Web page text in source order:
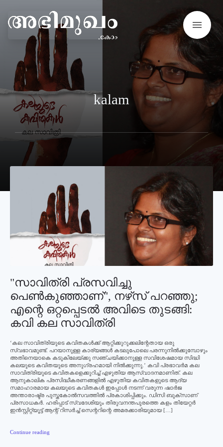
menu
kalam
"സാവിത്രി പ്രസവിച്ചു
പെണ്‍കുഞ്ഞാണ്", നഴ്‌സ് പറഞ്ഞു;
എന്റെ ഒറ്റപ്പെടല്‍ അവിടെ തുടങ്ങി:
കവി കല സാവിത്രി
‘കല സാവിത്രിയുടെ കവിതകള്‍ക്ക് ആറ്റിക്കുറുക്കലിന്റേതായ ഒരു
സ്വഭാവമുണ്ട്. പറയാനുള്ള കാര്യങ്ങള്‍ കടലുപോലെ പരന്നുനില്‍ക്കുമ്പോഴും
അതിനെയാകെ കടുകിലേയ്ക്കു സഞ്ചയിക്കാനുള്ള സവിശേഷമായ സിദ്ധി
കലയുടെ കവിതയുടെ അനുഗ്രഹമായി നില്‍ക്കുന്നു.’ കവി പ്രഭാവര്‍മ കല
സാവിത്രിയുടെ കവിതകളെക്കുറിച്ച് എഴുതിയ ആസ്വാദനമാണിത്. കല
ആനുകാലിക പ്രസിദ്ധീകരണങ്ങളില്‍ എഴുതിയ കവിതകളുടെ ആദ്യ
സമാഹാരമായ കലയുടെ കവിതകള്‍ ഇപ്പോള്‍ നടന്ന് വരുന്ന ഷാര്‍ജ
അന്താരാഷ്ട്ര പുസ്തകോല്‍സവത്തില്‍ പ്രകാശിപ്പിക്കും. ഡിസി ബുക്‌സാണ്
പ്രസാധകര്‍. ഹരിപ്പാട് സ്വദേശിയും തിരുവനന്തപുരത്തെ കളം തിയേറ്റര്‍
ഇന്‍സ്റ്റിറ്റ്യൂട്ട് ആന്റ് റിസര്‍ച്ച് സെന്ററിന്റെ അമരക്കാരിയുമായ […]
Continue reading